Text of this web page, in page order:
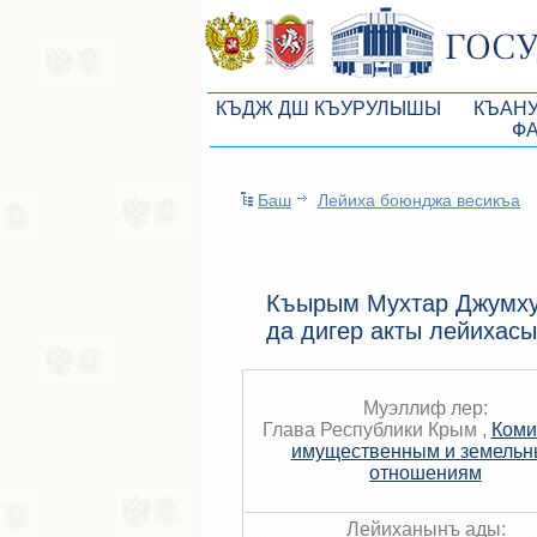
КЪДЖ ДШ КЪУРУЛЫШЫ
КъМДж ЮР Президиумы
КъМДж ЮР депутатлар
КъМДж ЮР аппараты
Советники Председателя ГС РК
Управление делами ГС РК
Бюджет
Схема
Баш Лейиха боюнджа весикъа
Къырым Мухтар
да дигер акты
Муэллиф лер:
Глава Республики Крым ,
имущественным и
отношениям
Лейиханынъ ады: